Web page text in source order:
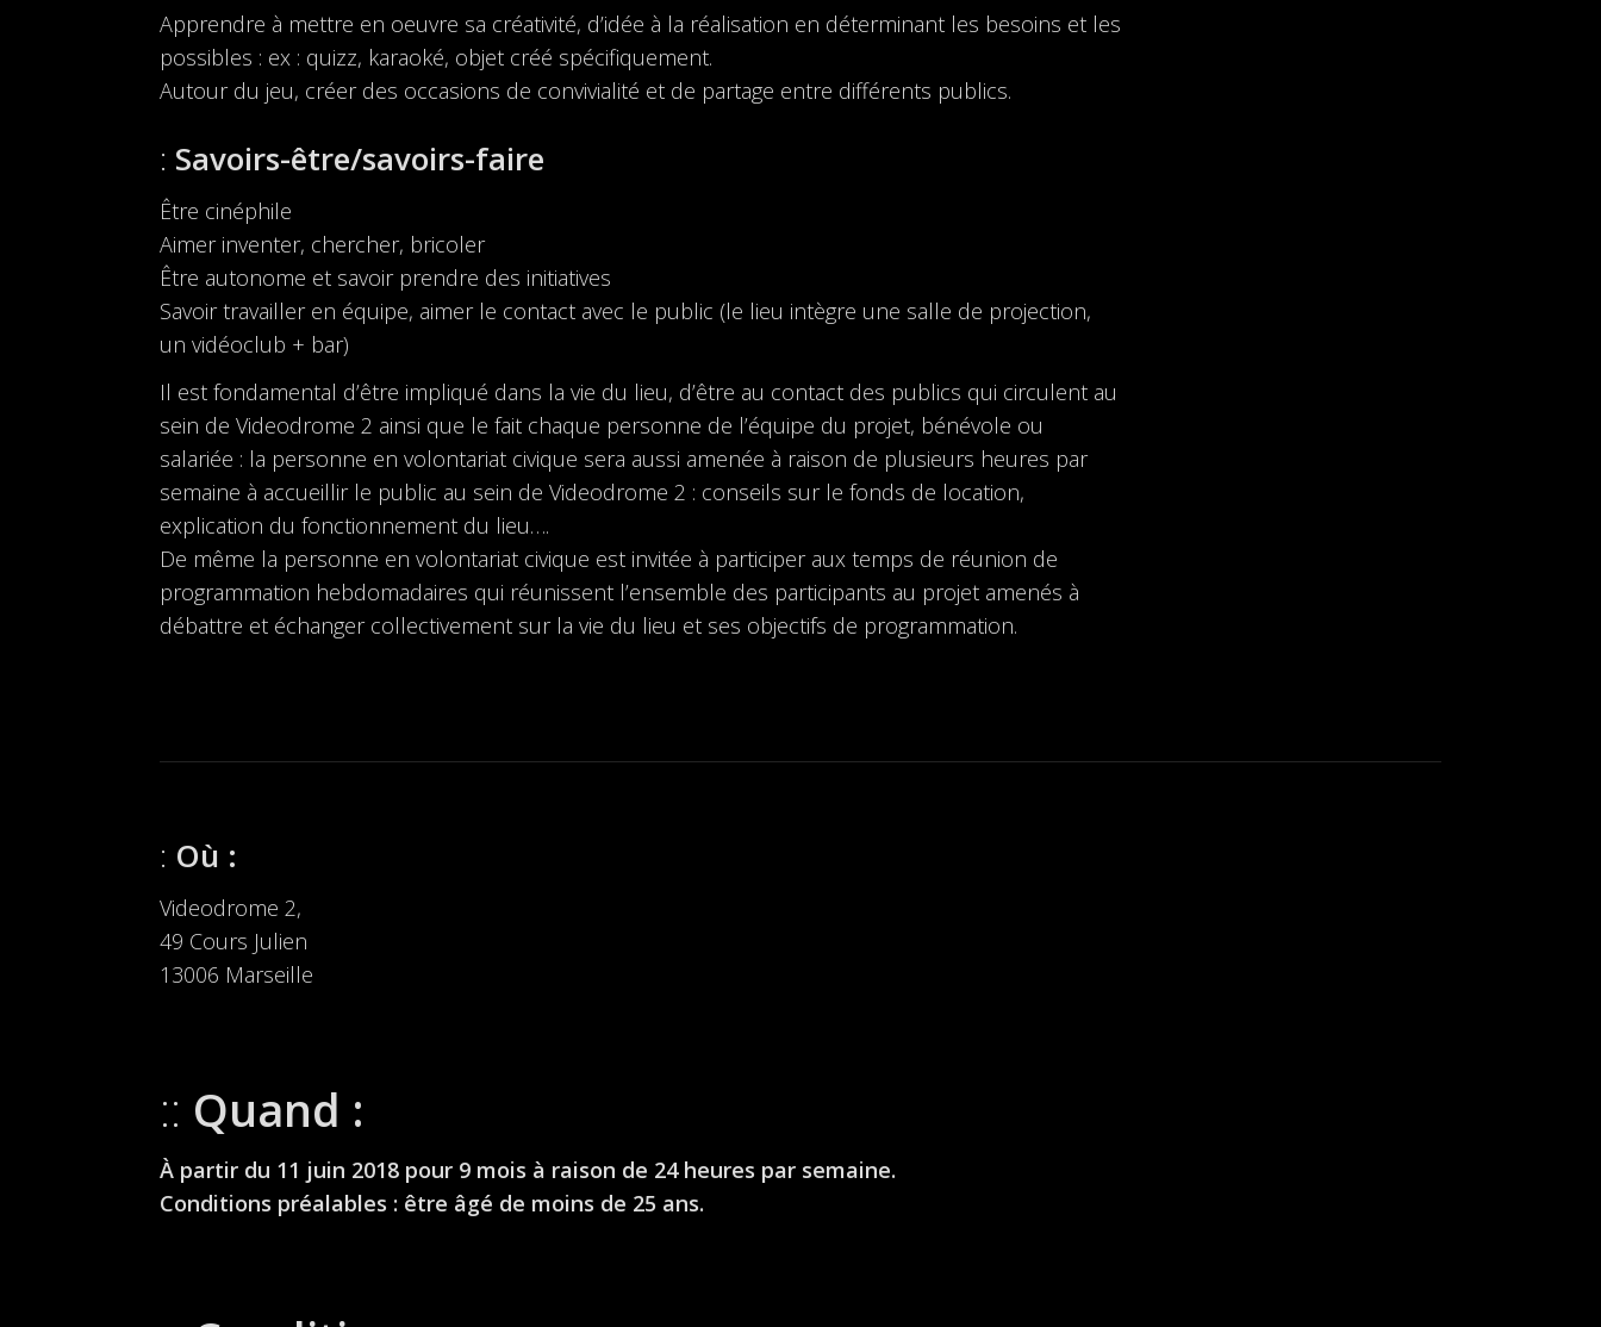
Apprendre à mettre en oeuvre sa créativité, d’idée à la réalisation en déterminant les besoins et les
possibles : ex : quizz, karaoké, objet créé spécifiquement.
Autour du jeu, créer des occasions de convivialité et de partage entre différents publics.
Savoirs-être/savoirs-faire
Être cinéphile
Aimer inventer, chercher, bricoler
Être autonome et savoir prendre des initiatives
Savoir travailler en équipe, aimer le contact avec le public (le lieu intègre une salle de projection,
un vidéoclub + bar)
Il est fondamental d’être impliqué dans la vie du lieu, d’être au contact des publics qui circulent au
sein de Videodrome 2 ainsi que le fait chaque personne de l’équipe du projet, bénévole ou
salariée : la personne en volontariat civique sera aussi amenée à raison de plusieurs heures par
semaine à accueillir le public au sein de Videodrome 2 : conseils sur le fonds de location,
explication du fonctionnement du lieu….
De même la personne en volontariat civique est invitée à participer aux temps de réunion de
programmation hebdomadaires qui réunissent l’ensemble des participants au projet amenés à
débattre et échanger collectivement sur la vie du lieu et ses objectifs de programmation.
Où :
Videodrome 2,
49 Cours Julien
13006 Marseille
Quand :
À partir du 11 juin 2018 pour 9 mois à raison de 24 heures par semaine.
Conditions préalables : être âgé de moins de 25 ans.